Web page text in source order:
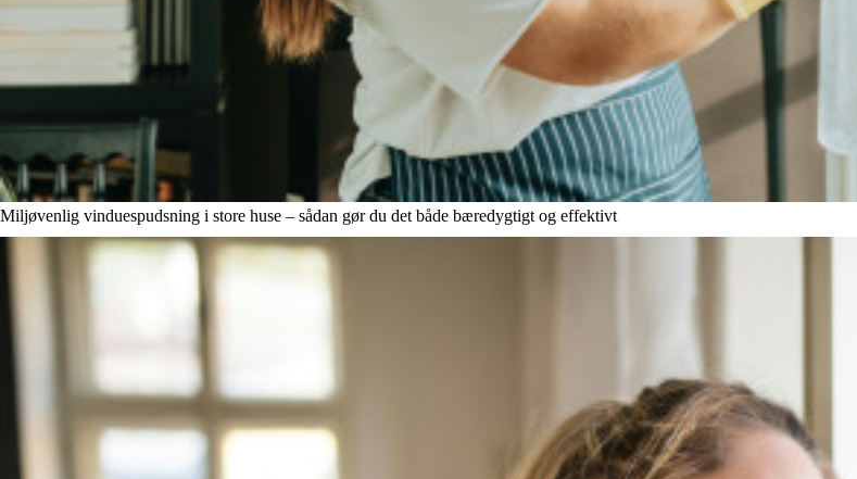
Miljøvenlig vinduespudsning i store huse – sådan gør du det både bæredygtigt og effektivt